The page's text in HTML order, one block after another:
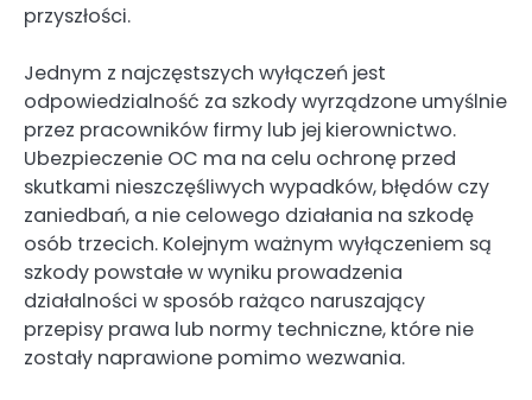
przyszłości.
Jednym z najczęstszych wyłączeń jest
odpowiedzialność za szkody wyrządzone umyślnie
przez pracowników firmy lub jej kierownictwo.
Ubezpieczenie OC ma na celu ochronę przed
skutkami nieszczęśliwych wypadków, błędów czy
zaniedbań, a nie celowego działania na szkodę
osób trzecich. Kolejnym ważnym wyłączeniem są
szkody powstałe w wyniku prowadzenia
działalności w sposób rażąco naruszający
przepisy prawa lub normy techniczne, które nie
zostały naprawione pomimo wezwania.